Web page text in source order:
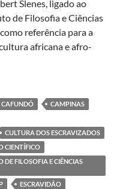
Slenes, ligado ao
de Filosofia e Ciências
referência para a
africana e afro-
revisita trajetória e
CAFUNDÓ
CAMPINAS
CULTURA DOS ESCRAVIZADOS
CIENTÍFICO
FILOSOFIA E CIÊNCIAS
ESCRAVIDÃO